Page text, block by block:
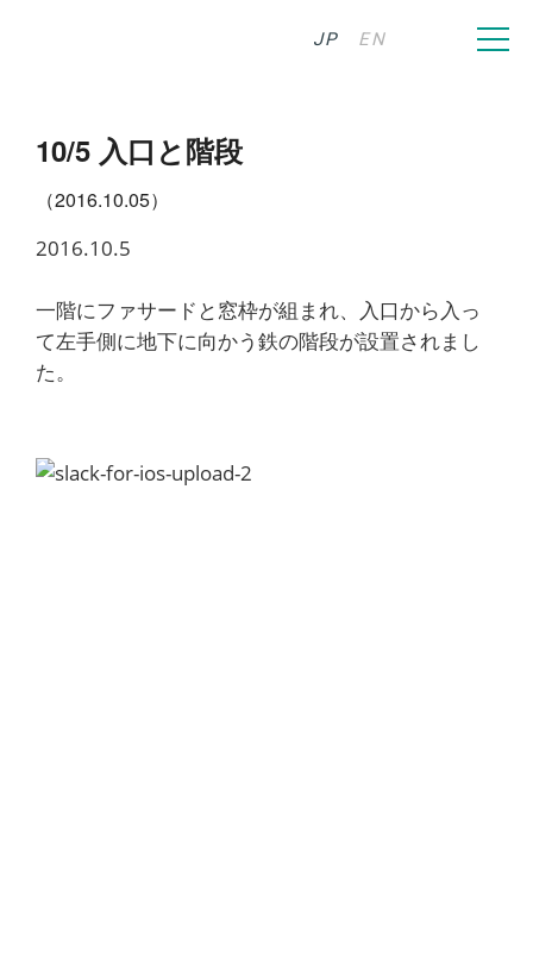
JP EN
10/5 入口と階段
（2016.10.05）
2016.10.5
一階にファサードと窓枠が組まれ、入口から入っ
て左手側に地下に向かう鉄の階段が設置されまし
た。